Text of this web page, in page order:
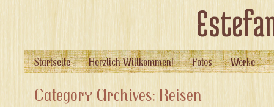
Startseite Herzlich Willkommen! Fotos Werke
Category Archives: Reisen